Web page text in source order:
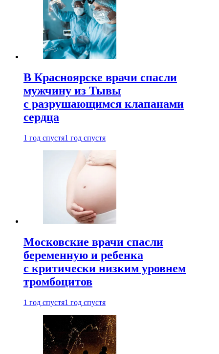
В Красноярске врачи спасли
мужчину из Тывы
с разрушающимся клапанами
сердца
1 год спустя1 год спустя
Московские врачи спасли
беременную и ребенка
с критически низким уровнем
тромбоцитов
1 год спустя1 год спустя